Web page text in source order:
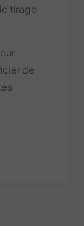
tirage
de